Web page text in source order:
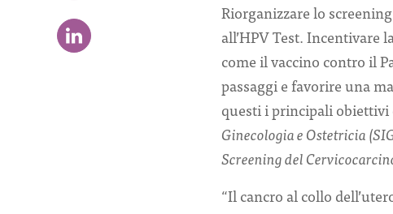
Riorganizzare lo
all’HPV Test.
come il vaccino contro il
passaggi e favorire una
questi i principali
Ginecologia e Ostetricia
Screening del
“Il cancro al collo